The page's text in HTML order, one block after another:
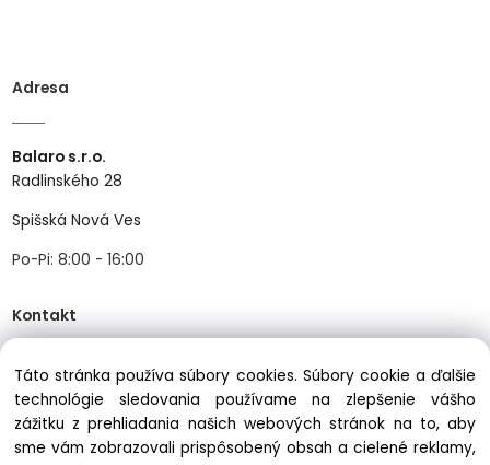
Adresa
Balaro s.r.o.
Radlinského 28
Spišská Nová Ves
Po-Pi: 8:00 - 16:00
Kontakt
Tel:+421534466489
Mail:info@balastav.sk
Táto stránka používa súbory cookies. Súbory cookie a ďalšie
technológie sledovania používame na zlepšenie vášho
zážitku z prehliadania našich webových stránok na to, aby
sme vám zobrazovali prispôsobený obsah a cielené reklamy,